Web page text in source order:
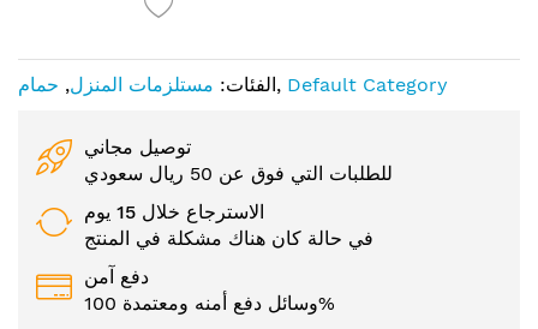
الفئات: مستلزمات المنزل, حمام , Default Category
توصيل مجاني
للطلبات التي فوق عن 50 ريال سعودي
الاسترجاع خلال 15 يوم
في حالة كان هناك مشكلة في المنتج
دفع آمن
وسائل دفع أمنه ومعتمدة 100%